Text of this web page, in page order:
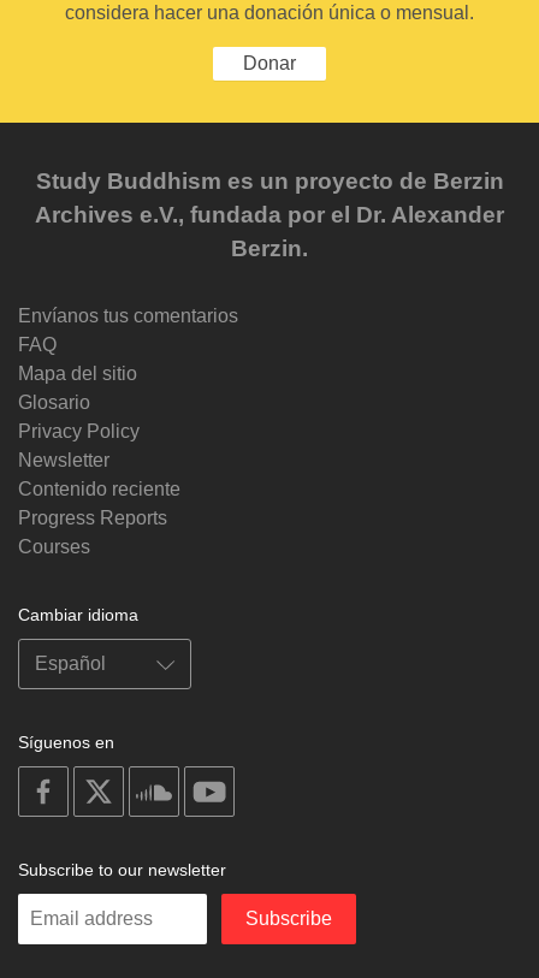
considera hacer una donación única o mensual.
Donar
Study Buddhism es un proyecto de Berzin
Archives e.V., fundada por el Dr. Alexander
Berzin.
Envíanos tus comentarios
FAQ
Mapa del sitio
Glosario
Privacy Policy
Newsletter
Contenido reciente
Progress Reports
Courses
Cambiar idioma
Síguenos en
on
facebook
on
on
soundcloud
Subscribe to our newsletter
Enter
Subscribe